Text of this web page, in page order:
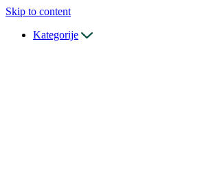
Skip to content
Kategorije